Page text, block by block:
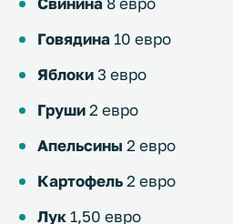
Говядина 10 евро
Яблоки3 евро
Груши2 евро
Апельсины 2 евро
Картофель2 евро
Лук 1,50 евро